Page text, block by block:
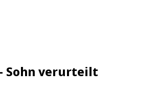
Sohn verurteilt